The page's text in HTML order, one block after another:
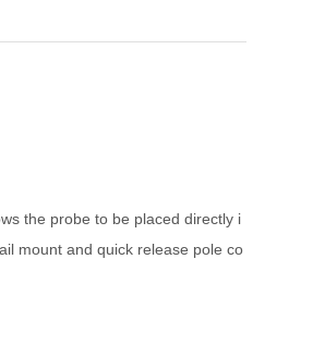
the probe to be placed directly i
mount and quick release pole co